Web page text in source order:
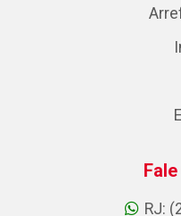
RJ: